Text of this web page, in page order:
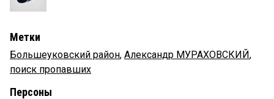
Метки
Большеуковский район, Александр МУРАХОВСКИЙ,
поиск пропавших
Персоны